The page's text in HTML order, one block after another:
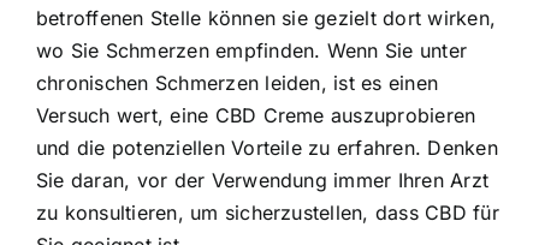
betroffenen Stelle können sie gezielt dort wirken,
wo Sie Schmerzen empfinden. Wenn Sie unter
chronischen Schmerzen leiden, ist es einen
Versuch wert, eine CBD Creme auszuprobieren
und die potenziellen Vorteile zu erfahren. Denken
Sie daran, vor der Verwendung immer Ihren Arzt
zu konsultieren, um sicherzustellen, dass CBD für